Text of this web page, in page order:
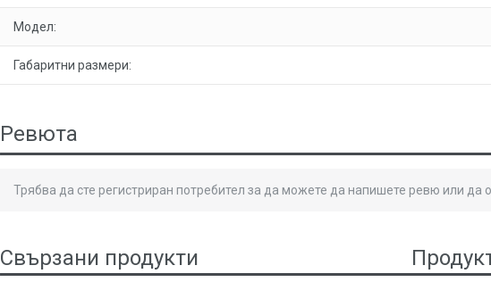
Модел:
Габаритни размери:
Ревюта
Трябва да сте регистриран потребител за да можете да напишете ревю или да
Свързани продукти